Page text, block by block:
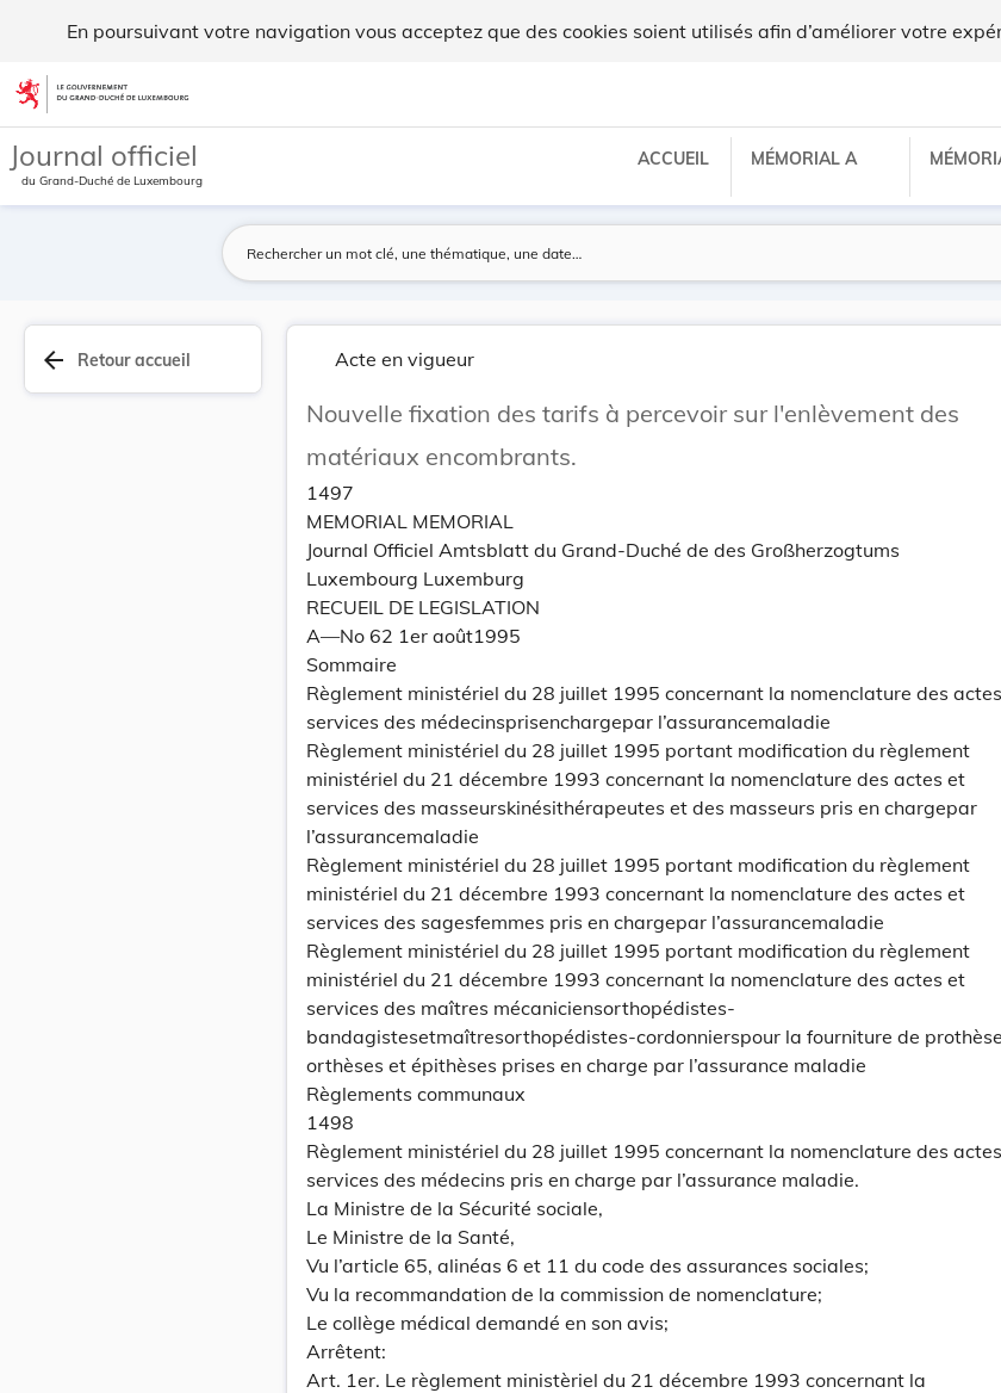
En poursuivant votre navigation vous acceptez que des cookies soient utilisés afin d’améliorer votre
Aller au contenu
Journal officiel
du Grand-Duché de Luxembourg
ACCUEIL MÉMORIAL A
arrow_back Retour accueil Acte en vigueur
Nouvelle fixation des tarifs à percevoir sur l'enlèvement des
matériaux encombrants.
1497
MEMORIAL MEMORIAL
Journal Officiel Amtsblatt du Grand-Duché de des Großherzogtums
Luxembourg Luxemburg
RECUEIL DE LEGISLATION
A—No 62 1er août1995
Sommaire
Règlement ministériel du 28 juillet 1995 concernant la nomenclature des
services des médecinsprisenchargepar l’assurancemaladie
Règlement ministériel du 28 juillet 1995 portant modification du règlement
ministériel du 21 décembre 1993 concernant la nomenclature des actes et
services des masseurskinésithérapeutes et des masseurs pris en chargepar
l’assurancemaladie
Règlement ministériel du 28 juillet 1995 portant modification du règlement
ministériel du 21 décembre 1993 concernant la nomenclature des actes et
services des sagesfemmes pris en chargepar l’assurancemaladie
Règlement ministériel du 28 juillet 1995 portant modification du règlement
ministériel du 21 décembre 1993 concernant la nomenclature des actes et
services des maîtres mécaniciensorthopédistes-
bandagistesetmaîtresorthopédistes-cordonnierspour la fourniture de
orthèses et épithèses prises en charge par l’assurance maladie
Règlements communaux
1498
Règlement ministériel du 28 juillet 1995 concernant la nomenclature des
services des médecins pris en charge par l’assurance maladie.
La Ministre de la Sécurité sociale,
Le Ministre de la Santé,
Vu l’article 65, alinéas 6 et 11 du code des assurances sociales;
Vu la recommandation de la commission de nomenclature;
Le collège médical demandé en son avis;
Arrêtent:
Art. 1er. Le règlement ministèriel du 21 décembre 1993 concernant la